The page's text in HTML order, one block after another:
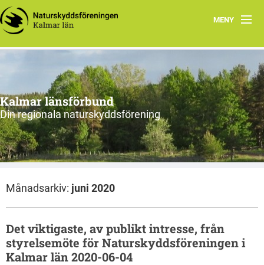
MENY
Hem
Om oss och vår förening
Styrelsen 2026
Protokoll
Natur i Kalmar län
Kalmar länsförbund
Din regionala naturskyddsförening
Månadsarkiv: juni 2020
Det viktigaste, av publikt intresse, från
styrelsemöte för Naturskyddsföreningen i
Kalmar län 2020-06-04